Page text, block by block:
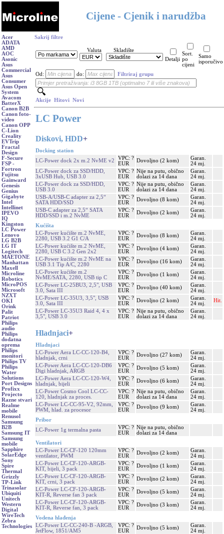
Cijene - Cjenik i narudžba
Acer
ADATA
AMD
AOC
Asonic
Asus
Commercial
Asus
Consumer
Asus Open
System
Avacom
BatterX
Canon B2B
Canon foto-
video
Canon OPP
C-Lion
Creality
EVTrip
Fractal
Design
F-Secure
FSP -
Fortron
Fujitsu
Gainward
Genesis
Genius
Gigabyte
Intel
Intellinet
IPEVO
IQ
Kingston
LC Power
Lenovo
LG B2B
LG IT
Logitech
MAETONE
Manhattan
Maxell
Microline
Robotics
MicroPOS
Microsoft
NZXT
OKI
Orink
Palit
Patriot
Philips
audio
Philips
dodatna
oprema
Philips
monitori
Philips TV
Philips
Water
Solutions
Port Designs
Profixx
Projecto
Razne stvari
Realme
mobile
Renusol
Samsung
B2B
Samsung IT
Samsung
mobile
Sapphire
SolarEdge
Sony
Spire
Thermal
Grizzly
TP-Link
Trinasolar
Ubiquiti
Unitech
Western
Digital
WireTech
Zebra
Technologies
Sakrij filtre
Valuta
Skladište
Detalji
Sort.
po
cijeni
Samo
isporučivo
Od: do: Filtriraj grupu
Akcije Hitovi Novi
LC Power
Diskovi, HDD+
Docking station
LC-Power dock 2x m.2 NvME v2
VPC: ?
EUR
Dovoljno (2 kom)
Garan.
24 mj.
LC-Power dock za SSD/HDD,
3xUSB Hub, USB 3.0
VPC: ?
EUR
Nije na putu, obično
dolazi za 14 dana
Garan.
24 mj.
LC-Power dock za SSD/HDD,
USB 3.0
VPC: ?
EUR
Nije na putu, obično
dolazi za 14 dana
Garan.
24 mj.
USB-A/USB-C adapter za 2,5“
SATA HDD/SSD
VPC: ?
EUR
Dovoljno (8 kom)
Garan.
24 mj.
USB-C adapter za 2,5“ SATA
HDD/SSD i m.2 NvME
VPC: ?
EUR
Dovoljno (2 kom)
Garan.
24 mj.
Kućišta
LC-Power kućište m.2 NvME,
2280, USB 3.2 G1 C/A
VPC: ?
EUR
Dovoljno (8 kom)
Garan.
24 mj.
LC-Power kućište m.2 NvME,
2280, USB C 3.2 Gen 2x2
VPC: ?
EUR
Dovoljno (4 kom)
Garan.
24 mj.
LC-Power kućište m.2 NvME na
USB 3.1 Tip A/C, 2280
VPC: ?
EUR
Dovoljno (16 kom)
Garan.
24 mj.
LC-Power kućište m.2
NvME/SATA, 2280, USB tip C
VPC: ?
EUR
Dovoljno (1 kom)
Garan.
24 mj.
LC-Power LC-25BU3, 2,5", USB
3.0, Sata III
VPC: ?
EUR
Dovoljno (40 kom)
Garan.
24 mj.
LC-Power LC-35U3, 3,5", USB
3.0, Sata III
VPC: ?
EUR
Dovoljno (2 kom)
Garan.
24 mj.
Hit.
LC-Power LC-35U3 Raid 4, 4 x
3,5", USB 3.0
VPC: ?
EUR
Nije na putu, obično
dolazi za 14 dana
Garan.
24 mj.
Hladnjaci+
Hladnjaci
LC-Power Aera LC-CC-120-B4,
hladnjak, crni
VPC: ?
EUR
Dovoljno (27 kom)
Garan.
24 mj.
LC-Power Aera LC-CC-120-DB6
Digi hladnjak, ARGB
VPC: ?
EUR
Dovoljno (5 kom)
Garan.
24 mj.
LC-Power Aera LC-CC-120-W4,
hladnjak, bijeli
VPC: ?
EUR
Dovoljno (6 kom)
Garan.
24 mj.
LC-Power Cosmo Cool LC-CC-
120, hladnjak za proces.
VPC: ?
EUR
Nije na putu, obično
dolazi za 14 dana
Garan.
24 mj.
LC-Power LC-CC-95-V2, 92mm,
PWM, hlad. za procesor
VPC: ?
EUR
Dovoljno (9 kom)
Garan.
24 mj.
Pribor
LC-Power 1g termalna pasta
VPC: ?
EUR
Nije na putu, obično
dolazi za 14 dana
Ventilatori
LC-Power LC-CF-120 120mm
ventilator, PWM
VPC: ?
EUR
Dovoljno (2 kom)
Garan.
24 mj.
LC-Power LC-CF-120-ARGB-
KIT, bijeli, 3 pack
VPC: ?
EUR
Dovoljno (1 kom)
Garan.
24 mj.
LC-Power LC-CF-120-ARGB-
KIT, crni, 3 pack
VPC: ?
EUR
Dovoljno (2 kom)
Garan.
24 mj.
LC-Power LC-CF-120-ARGB-
KIT-R, Reverse fan 3 pack
VPC: ?
EUR
Dovoljno (5 kom)
Garan.
24 mj.
LC-Power LC-CF-120-ARGB-
KIT-R, Reverse fan, 3 pack
VPC: ?
EUR
Dovoljno (3 kom)
Garan.
24 mj.
Vodena hlađenja
LC-Power LC-CC-240-B -ARGB,
JetFlow, 1851/AM5
VPC: ?
EUR
Dovoljno (5 kom)
Garan.
24 mj.